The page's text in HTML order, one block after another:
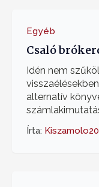
Egyéb
Csaló
Idén nem
alternatív
Írta: Kiszamolo